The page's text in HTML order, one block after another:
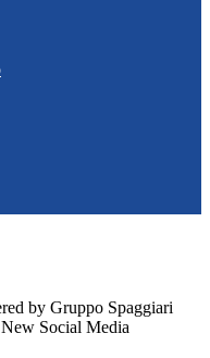
by Gruppo Spaggiari
Social Media